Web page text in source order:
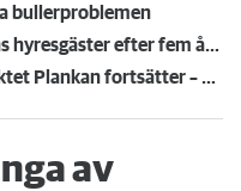
bullerproblemen
Rekordkompensation för Plankans hyresgäster efter fem års byggkaos – får 22 miljoner
Mångmiljontvisten om kaosprojektet Plankan fortsätter – Svenska bostäder kräver 392 miljoner av Serneke
av